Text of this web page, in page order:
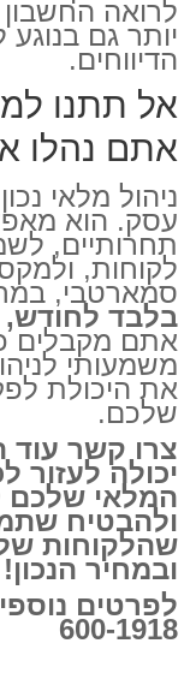
לרואה החשבון
יותר גם
הדיווחים.
אל תתנו
אתם נהלו
ניהול מלאי
עסק. הוא
תחרותיים,
לקוחות,
סמארטבי,
בלבד
אתם מקבלים
משמעותי
את היכולת
שלכם.
צרו קשר עוד
יכולה לעזור
המלאי שלכם
ולהבטיח
שהלקוחות
ובמחיר הנכון!
600-1918